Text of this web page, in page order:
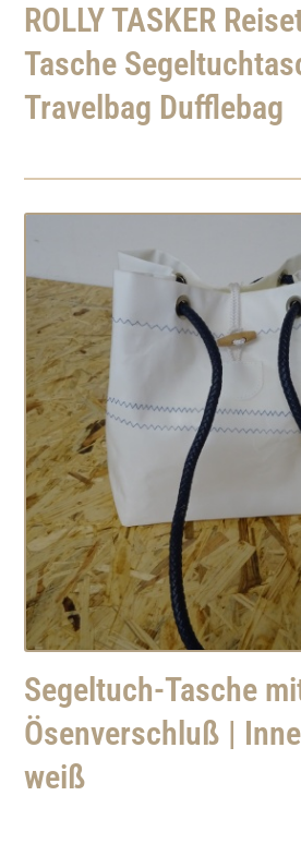
ROLLY TASKER
Tasche
Travelbag Dufflebag
Segeltuch-Tasche
Ösenverschluß |
weiß